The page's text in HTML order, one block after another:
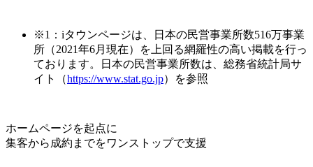
※1：iタウンページは、日本の民営事業所数516万事業
所（2021年6月現在）を上回る網羅性の高い掲載を行っ
ております。日本の民営事業所数は、総務省統計局サ
イト（https://www.stat.go.jp）を参照
ホームページを起点に
集客から成約までをワンストップで支援